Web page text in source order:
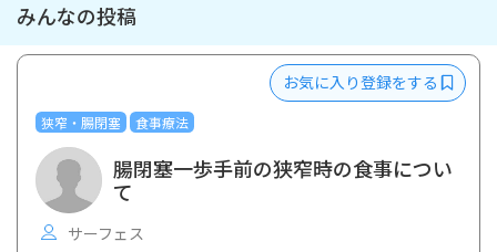
みんなの投稿
狭窄・腸閉塞 食事療法
お気に入り登録をする
腸閉塞一歩手前の狭窄時の食事につい
て
サーフェス